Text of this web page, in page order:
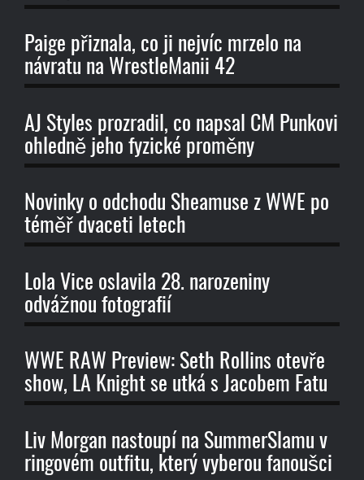
Paige přiznala, co ji nejvíc mrzelo na
návratu na WrestleManii 42
AJ Styles prozradil, co napsal CM Punkovi
ohledně jeho fyzické proměny
Novinky o odchodu Sheamuse z WWE po
téměř dvaceti letech
Lola Vice oslavila 28. narozeniny
odvážnou fotografií
WWE RAW Preview: Seth Rollins otevře
show, LA Knight se utká s Jacobem Fatu
Liv Morgan nastoupí na SummerSlamu v
ringovém outfitu, který vyberou fanoušci